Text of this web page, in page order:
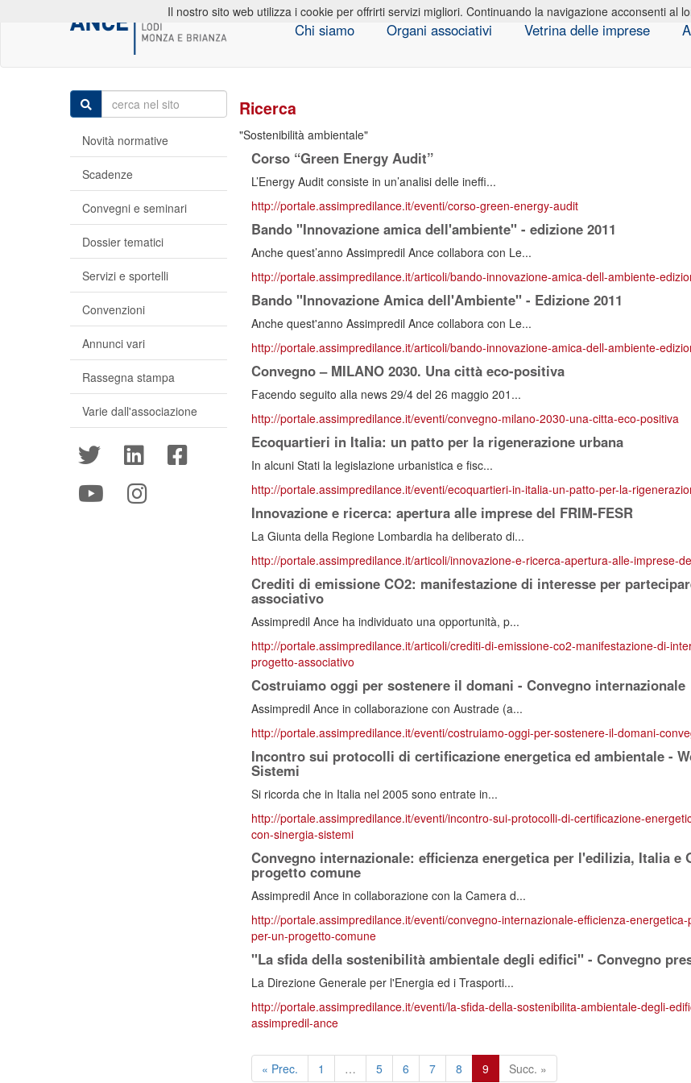
Chi siamo Organi associativi Vetrina delle imprese
Ricerca
Sostenibilità ambientale
Corso “Green Energy Audit”
L’Energy Audit consiste in un’analisi delle ineffi...
http://portale.assimpredilance.it/eventi/corso-green-energy-audit
Bando "Innovazione amica dell'ambiente" - edizione 2011
Anche quest’anno Assimpredil Ance collabora con Le...
http://portale.assimpredilance.it/articoli/bando-innovazione-amica-dell-ambiente-
Bando "Innovazione Amica dell'Ambiente" - Edizione 2011
Anche quest'anno Assimpredil Ance collabora con Le...
http://portale.assimpredilance.it/articoli/bando-innovazione-amica-dell-ambiente-
Convegno – MILANO 2030. Una città eco-positiva
Facendo seguito alla news 29/4 del 26 maggio 201...
http://portale.assimpredilance.it/eventi/convegno-milano-2030-una-citta-eco-positiva
Ecoquartieri in Italia: un patto per la rigenerazione urbana
In alcuni Stati la legislazione urbanistica e fisc...
http://portale.assimpredilance.it/eventi/ecoquartieri-in-italia-un-patto-per-la-
Innovazione e ricerca: apertura alle imprese del FRIM-FESR
La Giunta della Regione Lombardia ha deliberato di...
http://portale.assimpredilance.it/articoli/innovazione-e-ricerca-apertura-alle-imprese-
Crediti di emissione CO2: manifestazione di interesse per
associativo
Assimpredil Ance ha individuato una opportunità, p...
http://portale.assimpredilance.it/articoli/crediti-di-emissione-co2-manifestazione-di-
progetto-associativo
Costruiamo oggi per sostenere il domani - Convegno internazionale
Assimpredil Ance in collaborazione con Austrade (a...
http://portale.assimpredilance.it/eventi/costruiamo-oggi-per-sostenere-il-domani-
Incontro sui protocolli di certificazione energetica ed ambientale -
Sistemi
Si ricorda che in Italia nel 2005 sono entrate in...
http://portale.assimpredilance.it/eventi/incontro-sui-protocolli-di-certificazione-
con-sinergia-sistemi
Convegno internazionale: efficienza energetica per l'edilizia, Italia e
progetto comune
Assimpredil Ance in collaborazione con la Camera d...
http://portale.assimpredilance.it/eventi/convegno-internazionale-efficienza-
per-un-progetto-comune
"La sfida della sostenibilità ambientale degli edifici" - Convegno
La Direzione Generale per l'Energia ed i Trasporti...
http://portale.assimpredilance.it/eventi/la-sfida-della-sostenibilita-ambientale-degli-
assimpredil-ance
« Prec. 1 … 5 6 7 8 9 Succ. »
Novità normative
Scadenze
Convegni e seminari
Dossier tematici
Servizi e sportelli
Convenzioni
Annunci vari
Rassegna stampa
Varie dall'associazione
Il nostro sito web utilizza i cookie per offrirti servizi migliori. Continuando la navigazione acconsenti al